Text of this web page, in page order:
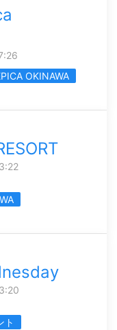
OKINAWA
ト